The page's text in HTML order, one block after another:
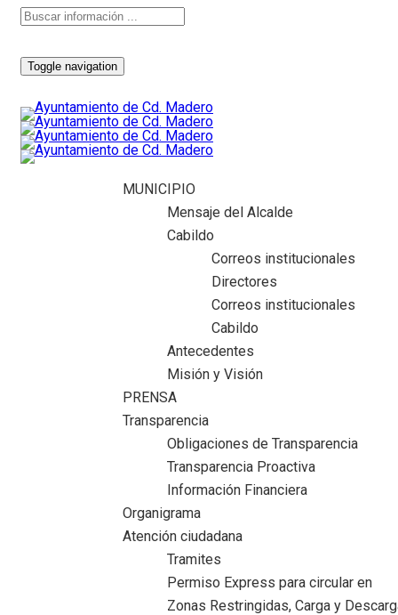
Toggle navigation
MUNICIPIO
Mensaje del Alcalde
Cabildo
Correos institucionales
Directores
Correos institucionales
Cabildo
Antecedentes
Misión y Visión
PRENSA
Transparencia
Obligaciones de Transparencia
Transparencia Proactiva
Información Financiera
Organigrama
Atención ciudadana
Tramites
Permiso Express para circular en
Zonas Restringidas, Carga y